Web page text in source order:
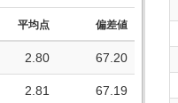
平均点 偏差値
2.80 67.20
2.81 67.19